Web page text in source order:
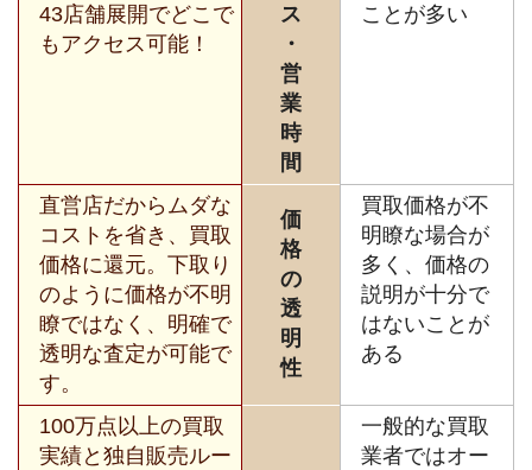
43店舗展開でどこで
もアクセス可能！
ス
・
営
業
時
間
ことが多い
直営店だからムダな
コストを省き、買取
価格に還元。下取り
のように価格が不明
瞭ではなく、明確で
透明な査定が可能で
す。
価
格
の
透
明
性
買取価格が不
明瞭な場合が
多く、価格の
説明が十分で
はないことが
ある
100万点以上の買取
実績と独自販売ルー
一般的な買取
業者ではオー